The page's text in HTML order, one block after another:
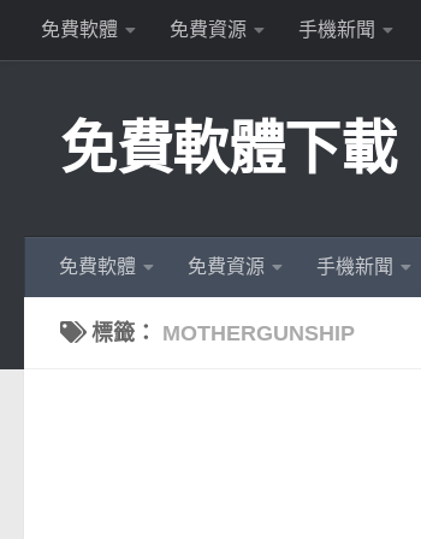
Skip to content
免費軟體 免費資源 手機新聞
免費軟體下載
免費軟體 免費資源 手機新聞
標籤： MOTHERGUNSHIP